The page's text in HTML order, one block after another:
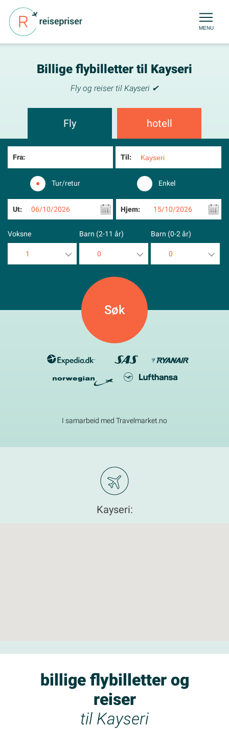
MENU
Billige flybilletter til Kayseri
Fly og reiser til Kayseri ✔
Fly hotell
Fra: Til:
Tur/retur Enkel
Ut: 06/10/2026 Hjem: 15/10/2026
Voksne
1
Barn (2-11 år)
0
5
Barn (0-2 år)
0
I samarbeid med Travelmarket.no
Kayseri:
billige flybilletter og
reiser
til Kayseri